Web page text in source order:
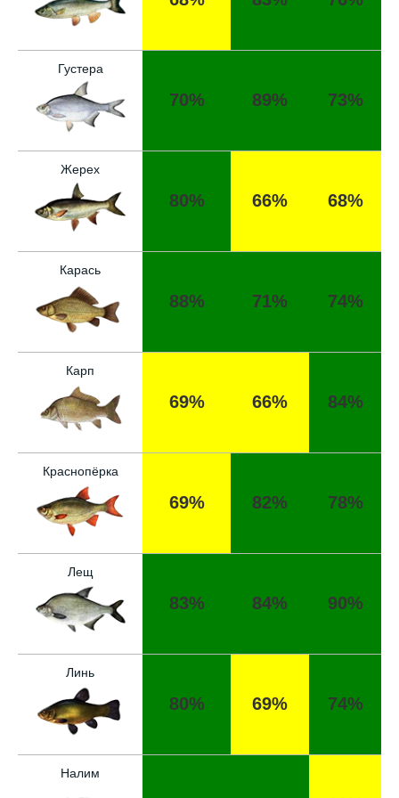
Густера
70% 89% 73%
Жерех
80% 66% 68%
Карась
88% 71% 74%
Карп
69% 66% 84%
Краснопёрка
69% 82% 78%
Лещ
83% 84% 90%
Линь
80% 69% 74%
Налим